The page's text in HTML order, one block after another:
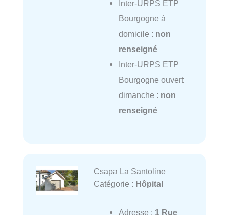
Inter-URPS ETP
Bourgogne à
domicile : non
renseigné
Inter-URPS ETP
Bourgogne ouvert
dimanche : non
renseigné
Csapa La Santoline
Catégorie : Hôpital
Adresse : 1 Rue